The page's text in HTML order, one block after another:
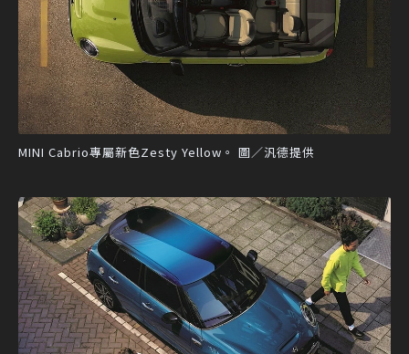
MINI Cabrio專屬新色Zesty Yellow。 圖／汎德提供